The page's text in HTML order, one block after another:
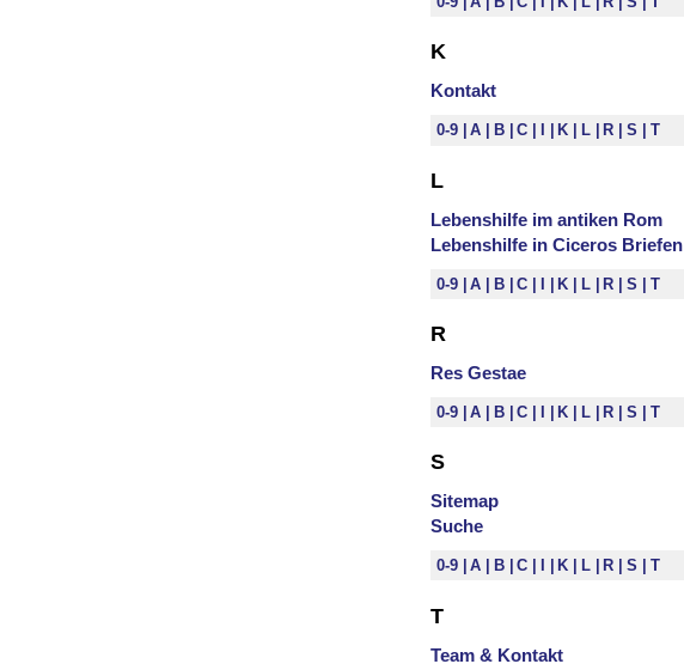
K
Kontakt
0-9 A B C K L R S T
L
Lebenshilfe im antiken Rom
Lebenshilfe in Ciceros Briefen
0-9 A B C I K L R S T
R
Res Gestae
0-9 A B C K L R S T
S
Sitemap
Suche
0-9 A B C K L R S T
T
Team & Kontakt